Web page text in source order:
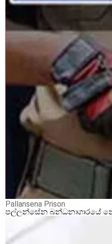
Pallansena Prison
පල්ලන්සේන බන්ධනාගාරයේ